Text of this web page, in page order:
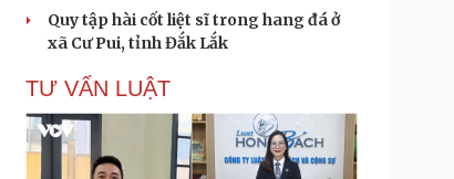
Quy tập hài cốt liệt sĩ trong hang đá ở
xã Cư Pui, tỉnh Đắk Lắk
TƯ VẤN LUẬT